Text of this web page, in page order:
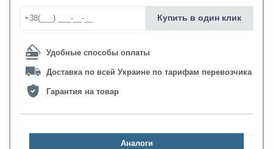
Удобные способы оплаты
Доставка по всей Украине по тарифам перевозчика
Гарантия на товар
Купить в один клик
Аналоги